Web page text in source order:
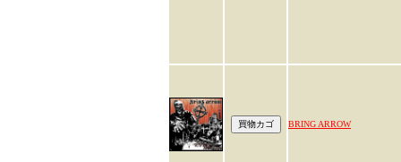
BRING ARROW